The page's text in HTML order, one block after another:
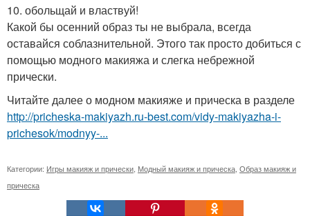
10. обольщай и властвуй!
Какой бы осенний образ ты не выбрала, всегда
оставайся соблазнительной. Этого так просто добиться с
помощью модного макияжа и слегка небрежной
прически.
Читайте далее о модном макияже и прическа в разделе
http://pricheska-makiyazh.ru-best.com/vidy-makiyazha-i-
prichesok/modnyy-...
Категории: Игры макияж и прически Модный макияж и прическа Образ макияж и
прическа